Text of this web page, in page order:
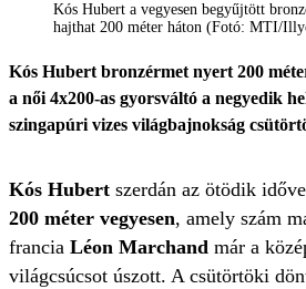
Kós Hubert a vegyesen begyűjtött
hajthat 200 méter háton (Fotó: MTI/
Kós Hubert bronzérmet nyert 200
a női 4x200-as gyorsváltó a negyedik
szingapúri vizes világbajnokság
Kós Hubert szerdán az ötödik
200 méter vegyesen, amely szám
francia Léon Marchand már a
világcsúcsot úszott. A csütörtöki